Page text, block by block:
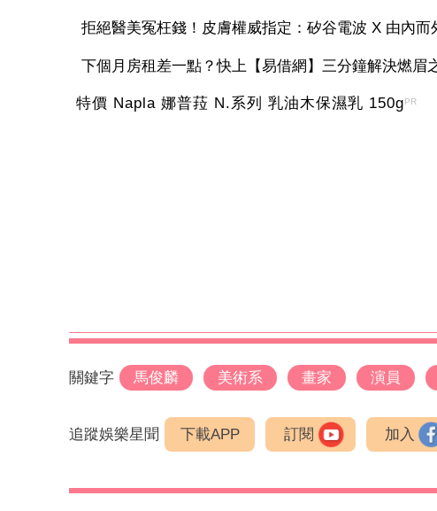
拒絕醫美冤枉錢！皮膚權威指定：矽谷電波 X 由內而
下個月房租差一點？快上【易借網】三分鐘解決燃眉
特價 Napla 娜普菈 N.系列 乳油木保濕乳 150gPR
關鍵字 馬俊麟 美術系 畫家 演員
追蹤娛樂星聞 下載APP 訂閱 加入